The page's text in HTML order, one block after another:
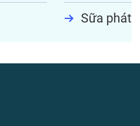
Sữa phát